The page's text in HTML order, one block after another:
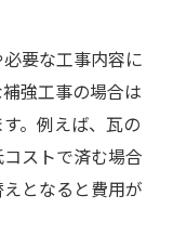
要な工事内容に
強工事の場合は
。例えば、瓦の
ストで済む場合
となると費用が